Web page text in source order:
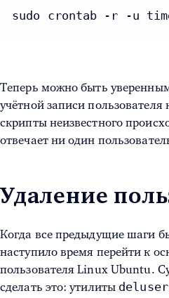
sudo crontab -r -u
Теперь можно быть
учётной записи пользователя
скрипты неизвестного
отвечает ни один
Удаление
Когда все предыдущие шаги
наступило время перейти к
пользователя Linux Ubuntu.
сделать это: утилиты deluser